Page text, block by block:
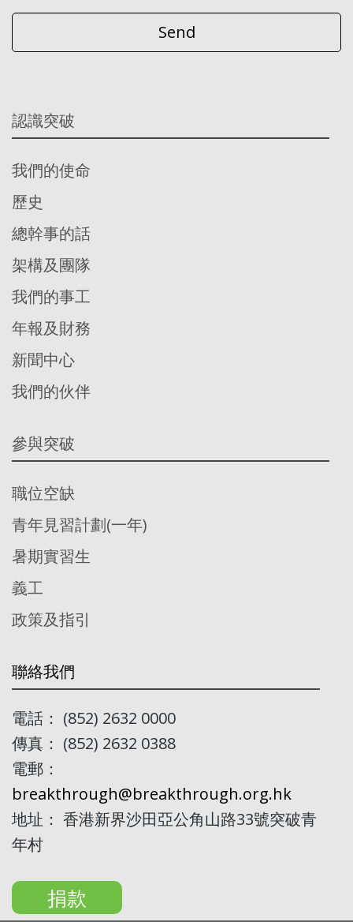
認識突破
我們的使命
歷史
總幹事的話
架構及團隊
我們的事工
年報及財務
新聞中心
我們的伙伴
參與突破
職位空缺
青年見習計劃(一年)
暑期實習生
義工
政策及指引
聯絡我們
電話： (852) 2632 0000
傳真： (852) 2632 0388
電郵：
breakthrough@breakthrough.org.hk
地址： 香港新界沙田亞公角山路33號突破青
年村
捐款